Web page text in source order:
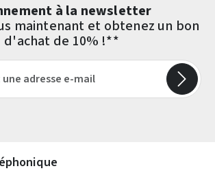
à la newsletter
maintenant et obtenez un bon
d'achat de 10% !**